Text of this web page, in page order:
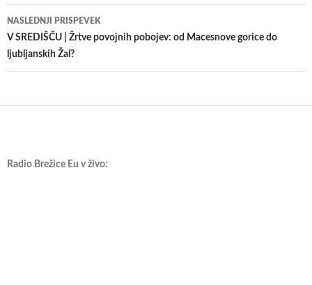
prispevkih
NASLEDNJI PRISPEVEK
V SREDIŠČU | Žrtve povojnih pobojev: od Macesnove gorice do
ljubljanskih Žal?
Radio Brežice Eu v živo: